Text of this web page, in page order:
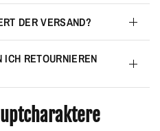
DER VERSAND?
RETOURNIEREN